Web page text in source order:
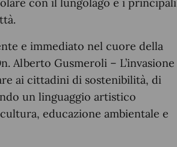
e immediato nel cuore della
Alberto Gusmeroli – L’invasione
ai cittadini di sostenibilità, di
un linguaggio artistico
educazione ambientale e